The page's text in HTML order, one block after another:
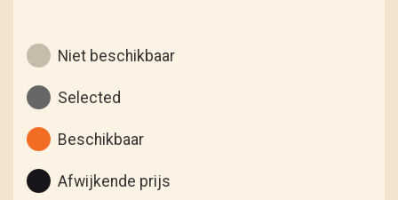
Niet beschikbaar
Selected
Beschikbaar
Afwijkende prijs